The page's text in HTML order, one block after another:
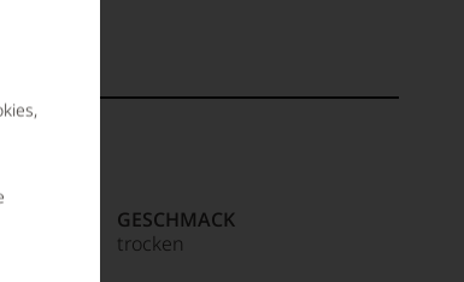
GESCHMACK
trocken